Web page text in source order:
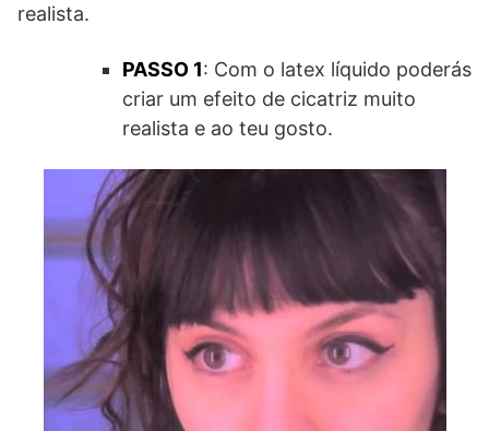
realista.
PASSO 1: Com o latex líquido poderás
criar um efeito de cicatriz muito
realista e ao teu gosto.